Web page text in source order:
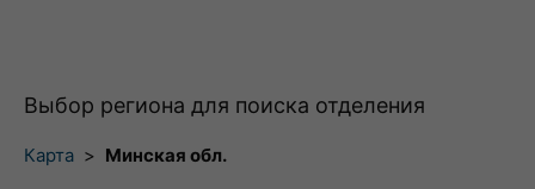
Выбор региона для поиска отделения
Карта > Минская обл.